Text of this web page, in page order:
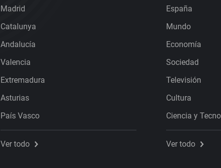
Madrid
Catalunya
Andalucía
Valencia
Extremadura
Asturias
País Vasco
Ver todo
España
Mundo
Economía
Sociedad
Televisión
Cultura
Ciencia y
Ver todo